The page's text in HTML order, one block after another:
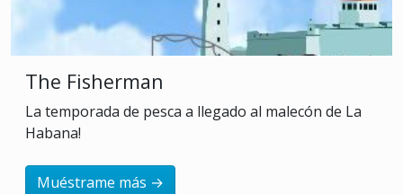
The Fisherman
La temporada de pesca a llegado al malecón de La
Habana!
Muéstrame más →